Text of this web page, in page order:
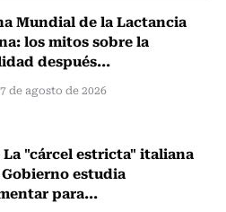
Mundial de la Lactancia
los mitos sobre la
después...
de agosto de 2026
La "cárcel estricta" italiana
estudia
para...